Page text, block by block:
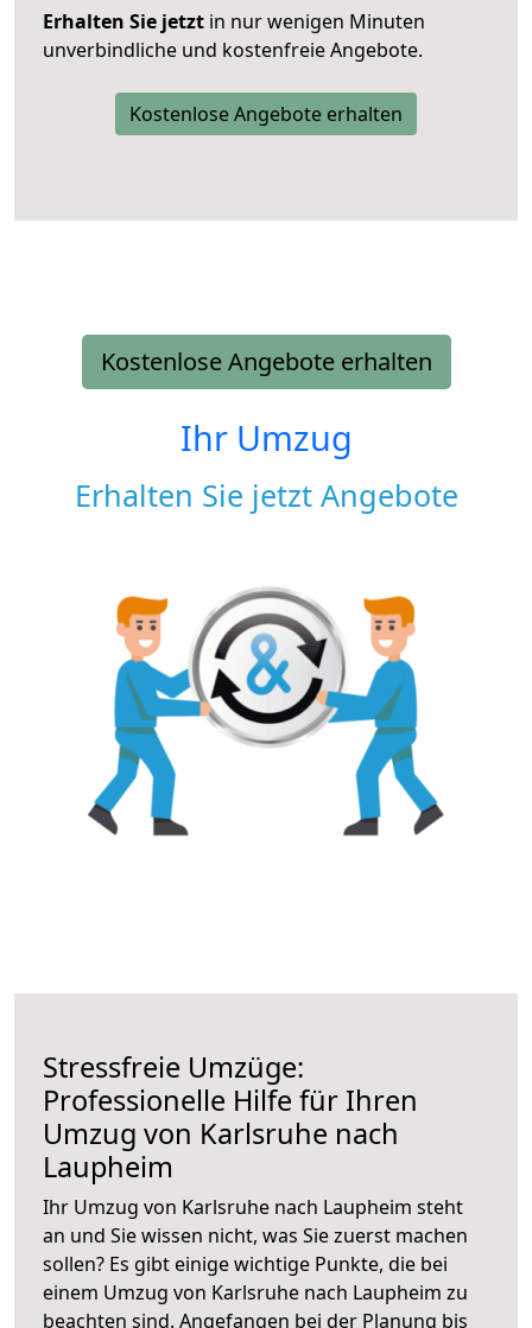
Erhalten Sie jetzt in nur wenigen Minuten
unverbindliche und kostenfreie Angebote.
Kostenlose Angebote erhalten
Kostenlose Angebote erhalten
Ihr Umzug
Erhalten Sie jetzt Angebote
Stressfreie Umzüge:
Professionelle Hilfe für Ihren
Umzug von Karlsruhe nach
Laupheim
Ihr Umzug von Karlsruhe nach Laupheim steht
an und Sie wissen nicht, was Sie zuerst machen
sollen? Es gibt einige wichtige Punkte, die bei
einem Umzug von Karlsruhe nach Laupheim zu
beachten sind. Angefangen bei der Planung bis